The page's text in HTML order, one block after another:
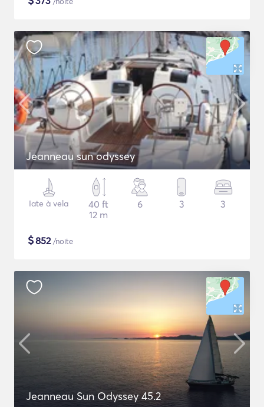
Jeanneau sun odyssey
Iate à vela
40 ft
12 m
6 3 3
$852/noite
Jeanneau Sun Odyssey 45.2